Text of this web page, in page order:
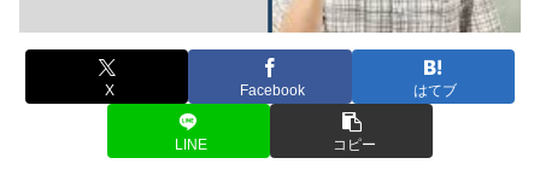
X Facebook はてブ
LINE コピー